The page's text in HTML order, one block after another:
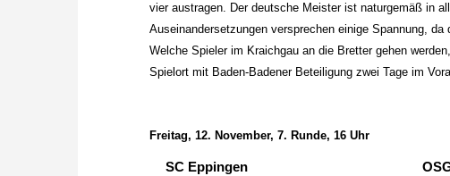
vier austragen. Der deutsche Meister ist naturgemäß in
Auseinandersetzungen versprechen einige Spannung,
Welche Spieler im Kraichgau an die Bretter gehen
Spielort mit Baden-Badener Beteiligung zwei Tage im
Freitag, 12. November, 7. Runde, 16 Uhr
SC Eppingen